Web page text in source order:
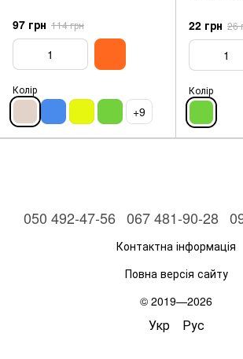
97 грн 114 грн
Колір
+9
22 грн 26
Колір
050 492-47-56 067 481-90-28
Контактна інформація
Повна версія сайту
© 2019—2026
Укр Рус